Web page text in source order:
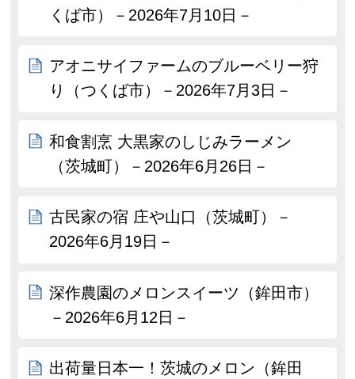
くば市）－2026年7月10日－
アオニサイファームのブルーベリー狩
り（つくば市）－2026年7月3日－
和食割烹 大黒家のしじみラーメン
（茨城町）－2026年6月26日－
古民家の宿 庄や山口（茨城町）－
2026年6月19日－
深作農園のメロンスイーツ（鉾田市）
－2026年6月12日－
出荷量日本一！茨城のメロン（鉾田